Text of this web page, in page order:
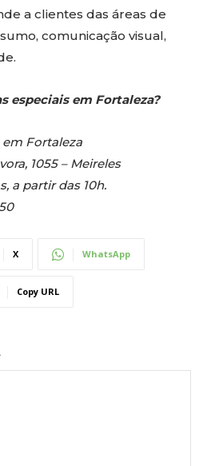
a clientes das áreas de
comunicação visual,
especiais em Fortaleza?
Fortaleza
1055 – Meireles
a partir das 10h.
X WhatsApp
Copy URL